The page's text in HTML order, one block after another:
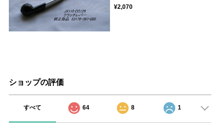
¥2,070
ショップの評価
すべて 64 8 1